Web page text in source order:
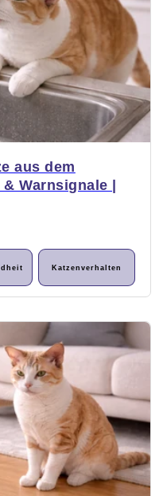
aus dem
Warnsignale |
Katzenverhalten